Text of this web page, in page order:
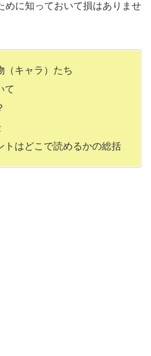
めに知っておいて損はありませ
（キャラ）たち
て
トはどこで読めるかの総括